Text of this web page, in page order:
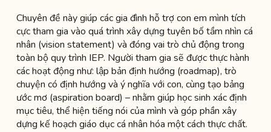
Chuyên đề này giúp các gia đình hỗ trợ con em mình tích
cực tham gia vào quá trình xây dựng tuyên bố tầm nhìn cá
nhân (vision statement) và đóng vai trò chủ động trong
toàn bộ quy trình IEP. Người tham gia sẽ được thực hành
các hoạt động như: lập bản định hướng (roadmap), trò
chuyện có định hướng và ý nghĩa với con, cùng tạo bảng
ước mơ (aspiration board) – nhằm giúp học sinh xác định
mục tiêu, thể hiện tiếng nói của mình và góp phần xây
dựng kế hoạch giáo dục cá nhân hóa một cách thực chất.